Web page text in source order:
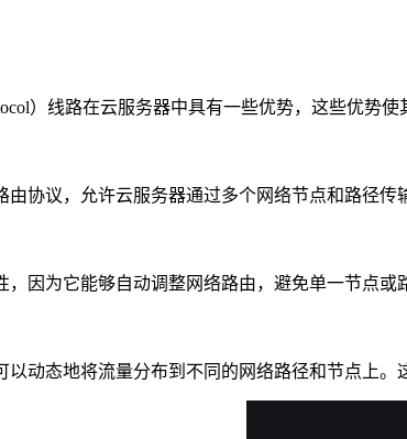
）线路在云服务器中具有一些优势，这些优势使
议，允许云服务器通过多个网络节点和路径传
为它能够自动调整网络路由，避免单一节点或
态地将流量分布到不同的网络路径和节点上。